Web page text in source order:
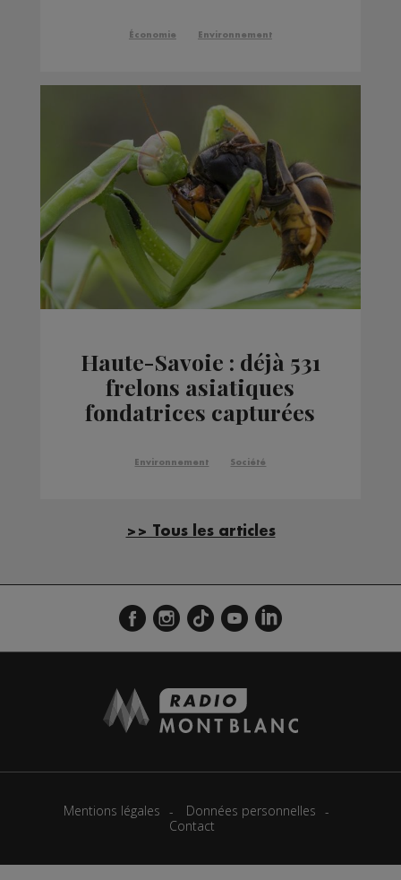
Décarbonation et
Économie Environnement
Haute-Savoie : déjà 531
frelons asiatiques
fondatrices capturées
Environnement Société
>> Tous les articles
Mentions légales
Données personnelles
Contact